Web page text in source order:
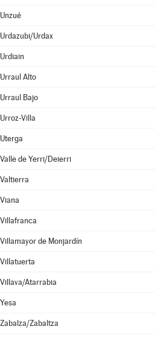
Unzué
Urdazubi/Urdax
Urdiain
Urraul Alto
Urraul Bajo
Urroz-Villa
Uterga
Valle de Yerri/Deierri
Valtierra
Viana
Villafranca
Villamayor de Monjardín
Villatuerta
Villava/Atarrabia
Yesa
Zabalza/Zabaltza